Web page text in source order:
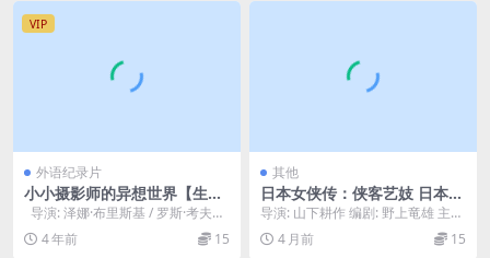
VIP
外语纪录片
小小摄影师的异想世界【生于
妓院】Born.Into.Brothels.C
alcuttas.Red.Light.Kids.200
4
导演: 泽娜·布里斯基 / 罗斯·考夫曼
编剧: 泽娜·布里斯基 ...
4 年前 15
其他
日本女侠传：侠客艺妓 日本女
侠伝 侠客芸者 (1969)
导演: 山下耕作 编剧: 野上竜雄 主
演: 藤純子 / 高倉健 / 若山富三郎 ...
4 月前 15